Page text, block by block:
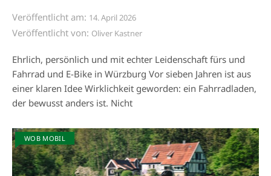
Veröffentlicht am: 14. April 2026
Veröffentlicht von: Oliver Kastner
Ehrlich, persönlich und mit echter Leidenschaft fürs und
Fahrrad und E-Bike in Würzburg Vor sieben Jahren ist aus
einer klaren Idee Wirklichkeit geworden: ein Fahrradladen,
der bewusst anders ist. Nicht
WOB MOBIL